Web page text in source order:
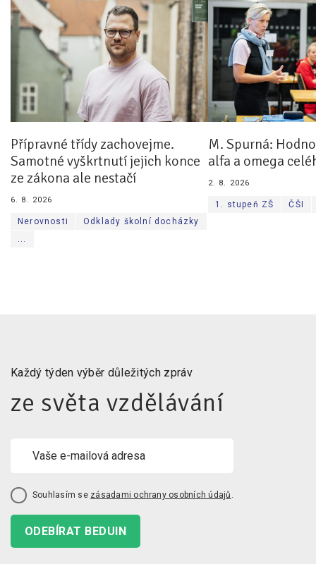
Přípravné třídy zachovejme.
Samotné vyškrtnutí jejich konce
ze zákona ale nestačí
6. 8. 2026
Nerovnosti
Odklady školní docházky
M. Spurná:
alfa a omega
2. 8. 2026
1. stupeň ZŠ ČŠI
Každý týden výběr důležitých zpráv
ze světa vzdělávání
Souhlasím se zásadami ochrany osobních údajů
ODEBÍRAT BEDUIN